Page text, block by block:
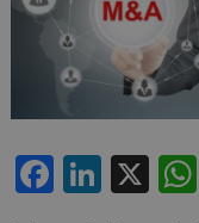
F
Li X